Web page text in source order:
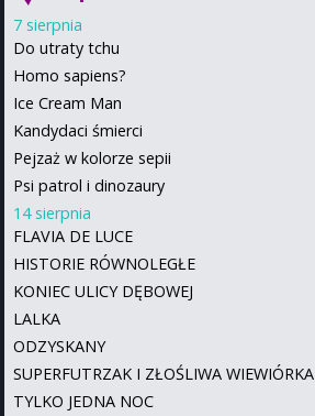
7 sierpnia
Do utraty tchu
Homo sapiens?
Ice Cream Man
Kandydaci śmierci
Pejzaż w kolorze sepii
Psi patrol i dinozaury
14 sierpnia
FLAVIA DE LUCE
HISTORIE RÓWNOLEGŁE
KONIEC ULICY DĘBOWEJ
LALKA
ODZYSKANY
SUPERFUTRZAK I ZŁOŚLIWA WIEWIÓRKA
TYLKO JEDNA NOC